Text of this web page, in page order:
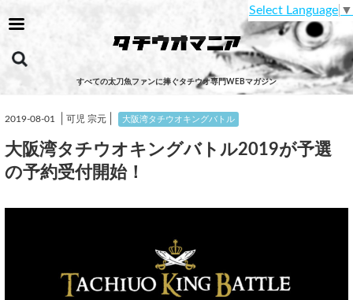
すべての太刀魚ファンに捧ぐタチウオ専門WEBマガジン
Select Language ▼
2019-08-01 可児 宗元 大阪湾タチウオキングバトル
大阪湾タチウオキングバトル2019が予選
の予約受付開始！